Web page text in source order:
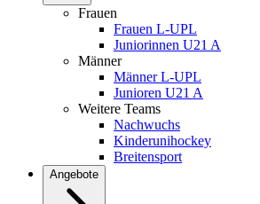
Frauen
Frauen L-UPL
Juniorinnen U21 A
Männer
Männer L-UPL
Junioren U21 A
Weitere Teams
Nachwuchs
Kinderunihockey
Breitensport
Angebote